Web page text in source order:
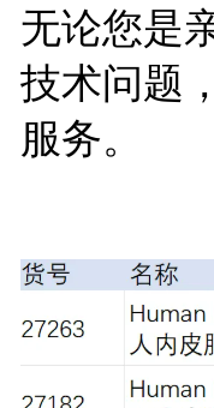
无论您是
技术问题
服务。